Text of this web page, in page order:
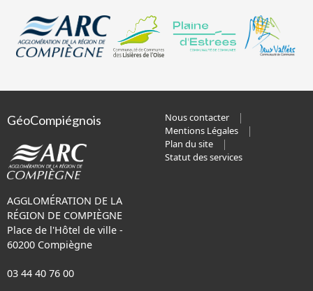
GéoCompiégnois
AGGLOMÉRATION DE LA
RÉGION DE COMPIÈGNE
Place de l'Hôtel de ville -
60200 Compiègne
03 44 40 76 00
Nous contacter
Mentions Légales
Plan du site
Statut des services